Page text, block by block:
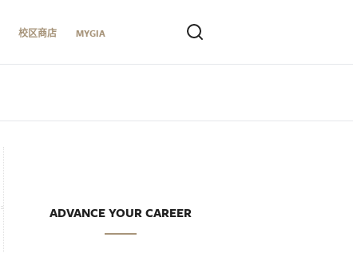
校区商店 MYGIA
ADVANCE YOUR CAREER